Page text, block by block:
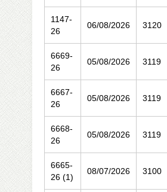
1147-
26
06/08/2026 3120
6669-
26
05/08/2026 3119
6667-
26
05/08/2026 3119
6668-
26
05/08/2026 3119
6665-
26 (1)
08/07/2026 3100